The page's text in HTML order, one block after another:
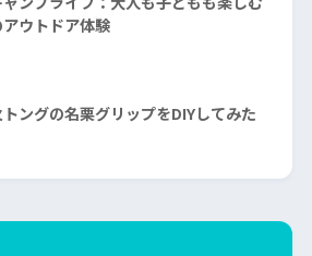
ウトドア体験
ングの名栗グリップをDIYしてみた